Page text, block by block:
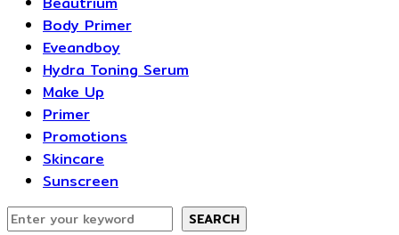
Body Primer
Eveandboy
Hydra Toning Serum
Make Up
Primer
Promotions
Skincare
Sunscreen
SEARCH